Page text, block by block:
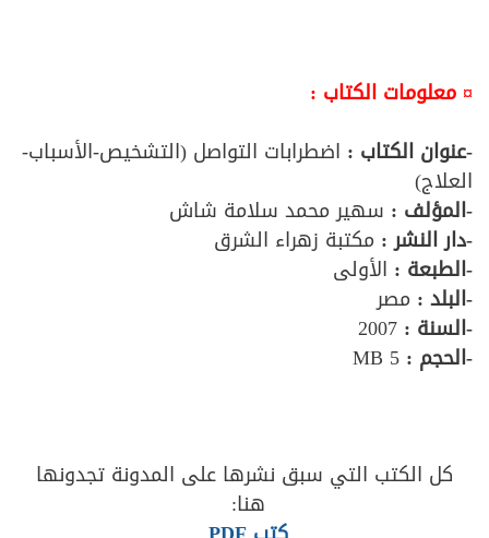
¤ معلومات الكتاب :
-عنوان الكتاب : اضطرابات التواصل (التشخيص-الأسباب-
العلاج)
-المؤلف : سهير محمد سلامة شاش
-دار النشر : مكتبة زهراء الشرق
-الطبعة : الأولى
-البلد : مصر
-السنة :
-الحجم :
كل الكتب التي سبق نشرها على المدونة تجدونها
هنا: